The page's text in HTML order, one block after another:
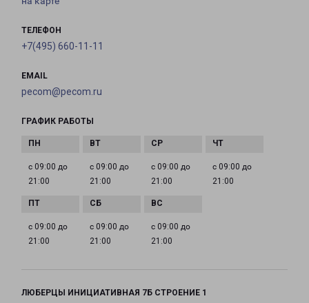
ТЕЛЕФОН
+7(495) 660-11-11
EMAIL
pecom@pecom.ru
ГРАФИК РАБОТЫ
с 09:00 до
21:00
с 09:00 до
21:00
с 09:00 до
21:00
с 09:00 до
21:00
с 09:00 до
21:00
с 09:00 до
21:00
с 09:00 до
21:00
ЛЮБЕРЦЫ ИНИЦИАТИВНАЯ 7Б СТРОЕНИЕ 1